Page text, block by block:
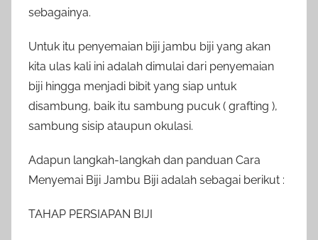
sebagainya.
Untuk itu penyemaian biji jambu biji yang akan
kita ulas kali ini adalah dimulai dari penyemaian
biji hingga menjadi bibit yang siap untuk
disambung, baik itu sambung pucuk ( grafting ),
sambung sisip ataupun okulasi.
Adapun langkah-langkah dan panduan Cara
Menyemai Biji Jambu Biji adalah sebagai berikut :
TAHAP PERSIAPAN BIJI